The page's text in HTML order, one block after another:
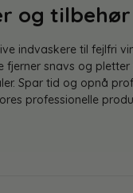
og tilbehør
indvaskere til fejlfri
fjerner snavs og
Spar tid og opnå
professionelle